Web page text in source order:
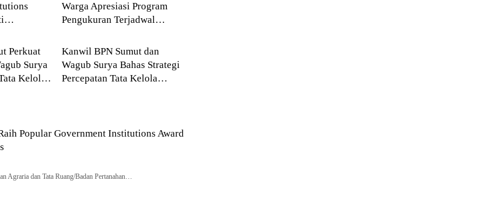
Warga Apresiasi Program
Pengukuran Terjadwal
Perkuat
Surya
Kelola
Agraria
Kanwil BPN Sumut dan
Wagub Surya Bahas Strategi
Percepatan Tata Kelola
Popular Government Institutions Award
Agraria dan Tata Ruang/Badan Pertanahan…